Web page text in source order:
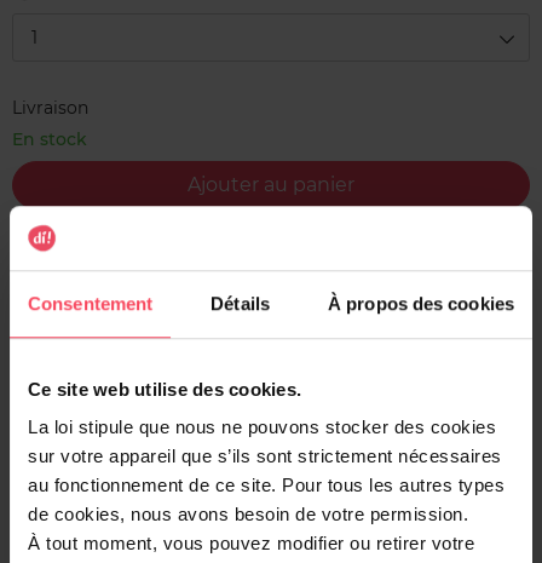
Consentement Détails À propos des cookies
Ce site web utilise des cookies.
La loi stipule que nous ne pouvons stocker des cookies
sur votre appareil que s’ils sont strictement nécessaires
au fonctionnement de ce site. Pour tous les autres types
de cookies, nous avons besoin de votre permission.
À tout moment, vous pouvez modifier ou retirer votre
1
Livraison
En stock
Ajouter au panier
Livraison gratuite à l'achat de min. 35€
Retour gratuit dans votre magasin
Expédition sous 24h
Description
Les pansements Universal de Hansaplast sont composés
d'une matière flexible qui repousse l'eau et la poussière et